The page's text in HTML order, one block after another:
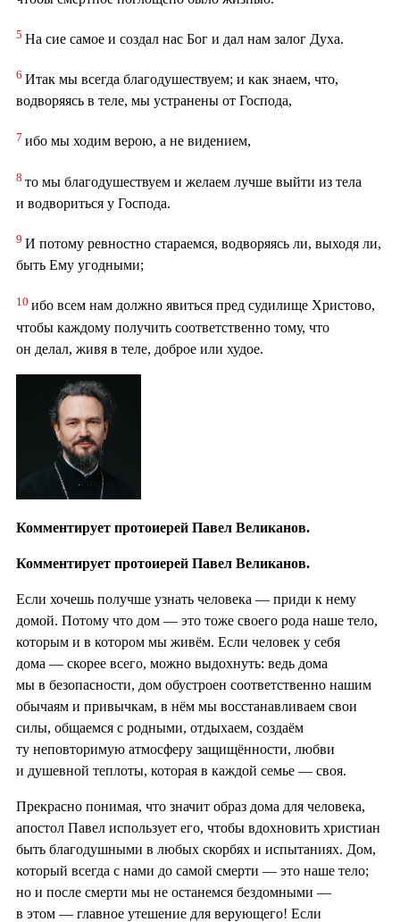
5 На сие самое и создал нас Бог и дал нам залог Духа.
6 Итак мы всегда благодушествуем; и как знаем, что,
водворяясь в теле, мы устранены от Господа,
7 ибо мы ходим верою, а не видением,
8 то мы благодушествуем и желаем лучше выйти из тела
и водвориться у Господа.
9 И потому ревностно стараемся, водворяясь ли, выходя ли,
быть Ему угодными;
10 ибо всем нам должно явиться пред судилище Христово,
чтобы каждому получить соответственно тому, что
он делал, живя в теле, доброе или худое.
Комментирует протоиерей Павел Великанов.
Комментирует протоиерей Павел Великанов.
Если хочешь получше узнать человека — приди к нему
домой. Потому что дом — это тоже своего рода наше тело,
которым и в котором мы живём. Если человек у себя
дома — скорее всего, можно выдохнуть: ведь дома
мы в безопасности, дом обустроен соответственно нашим
обычаям и привычкам, в нём мы восстанавливаем свои
силы, общаемся с родными, отдыхаем, создаём
ту неповторимую атмосферу защищённости, любви
и душевной теплоты, которая в каждой семье — своя.
Прекрасно понимая, что значит образ дома для человека,
апостол Павел использует его, чтобы вдохновить христиан
быть благодушными в любых скорбях и испытаниях. Дом,
который всегда с нами до самой смерти — это наше тело;
но и после смерти мы не останемся бездомными —
в этом — главное утешение для верующего! Если